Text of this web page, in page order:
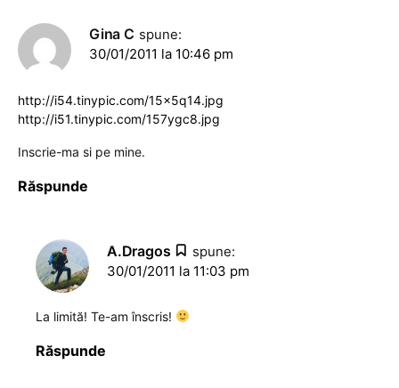
Gina C spune:
30/01/2011 la 10:46 pm
http://i54.tinypic.com/15x5q14.jpg
http://i51.tinypic.com/157ygc8.jpg
Inscrie-ma si pe mine.
Răspunde
A.Dragos
spune:
30/01/2011 la 11:03 pm
La limită! Te-am înscris!
Răspunde